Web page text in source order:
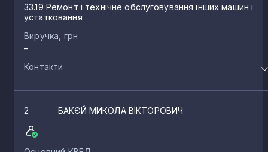
33.19 Ремонт і технічне обслуговування інших машин і
устатковання
Виручка, грн
–
Контакти
2 БАКЄЙ МИКОЛА ВІКТОРОВИЧ